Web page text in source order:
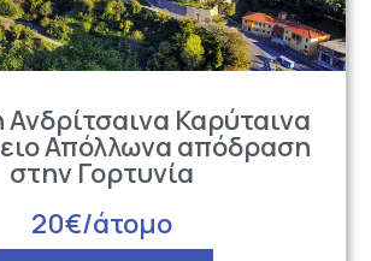
Καρύταινα
Απόλλωνα απόδραση
στην Γορτυνία
20€/άτομο